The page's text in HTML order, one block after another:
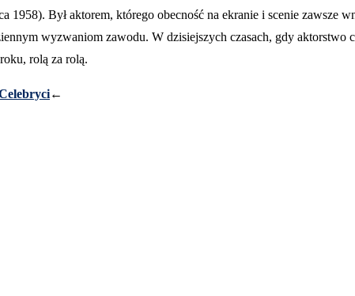
1958). Był aktorem, którego obecność na ekranie i scenie zawsze
wyzwaniom zawodu. W dzisiejszych czasach, gdy aktorstwo
rolą za rolą.
←